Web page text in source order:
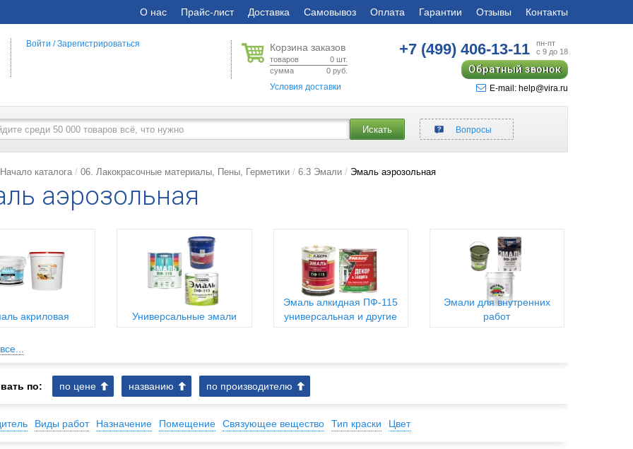
О нас Прайс-лист Доставка Самовывоз Оплата Гарантии Отзывы Контакты
Корзина заказов
товаров 0 шт.
сумма
0 руб.
Условия доставки
+7 (499)406-13-11
пн-пт
с 9 до 18
Обратный звонок
E-mail: help@vira.ru
Войти /Зарегистрироваться
Искать Вопросы
Начало каталога 06. Лакокрасочные материалы, Пены, Герметики 6.3 Эмали Эмаль аэрозольная
аэрозольная
акриловая Универсальные эмали
Эмаль алкидная ПФ-115
универсальная и другие
Эмали для внутренних
работ
по: по цене названию по производителю
Виды работ Назначение Помещение Связующее вещество Тип краски Цвет